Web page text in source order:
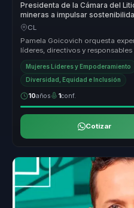
Presidenta de la Cámara del
mineras a impulsar
ambiental e innovación.
CL
Pamela Goicovich orquesta
líderes, directivos y
atrás estr...
Mujeres Líderes y Empoderamiento
Diversidad, Equidad e Inclusión
10años 1conf.
Cotizar